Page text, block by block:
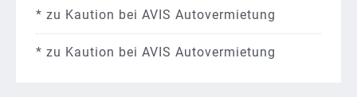
* zu Kaution bei AVIS Autovermietung
* zu Kaution bei AVIS Autovermietung